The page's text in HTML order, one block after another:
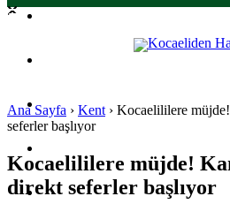
SPOR
SAĞLIK
Ana Sayfa › Kent › Kocaelililere
seferler başlıyor
Kocaelililere müjde!
direkt seferler başlıyor